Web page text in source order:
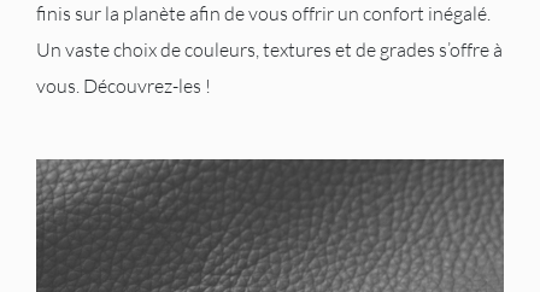
finis sur la planète afin de vous offrir un confort inégalé.
Un vaste choix de couleurs, textures et de grades s’offre à
vous. Découvrez-les !